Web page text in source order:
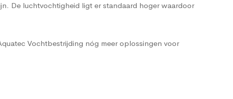
De luchtvochtigheid ligt er standaard hoger waardoor
Vochtbestrijding nóg meer oplossingen voor